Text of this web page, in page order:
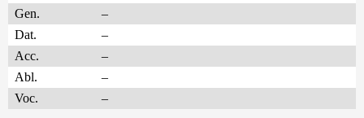
Gen.
–
Dat.
–
Acc.
–
Abl.
–
Voc.
–